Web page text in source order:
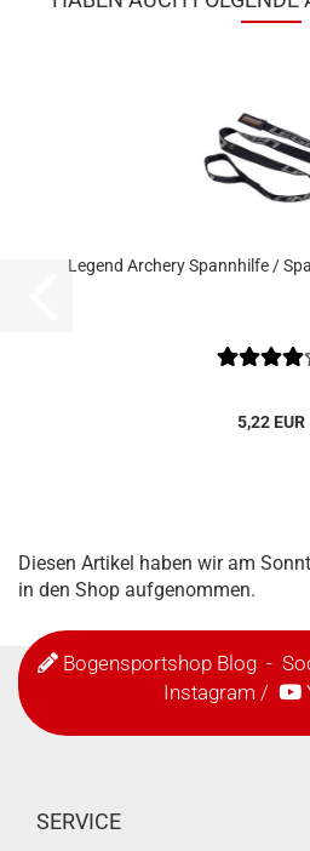
Legend Archery Spannhilfe /
5,22 EUR
Diesen Artikel haben wir am
in den Shop aufgenommen.
Bogensportshop Blog-
Instagram /
SERVICE